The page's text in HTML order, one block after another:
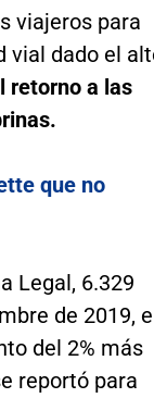
viajeros para
vial dado el
retorno a las
que no
Legal, 6.329
de 2019,
del 2% más
reportó para